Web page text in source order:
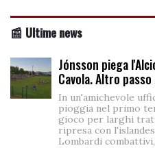
📰 Ultime news
Jónsson piega
Cavola. Altro
In un'amichevole
pioggia nel primo
gioco per larghi
ripresa con
Lombardi